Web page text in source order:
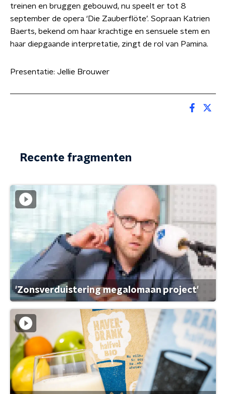
treinen en bruggen gebouwd, nu speelt er tot 8
september de opera ‘Die Zauberflöte’. Sopraan Katrien
Baerts, bekend om haar krachtige en sensuele stem en
haar diepgaande interpretatie, zingt de rol van Pamina.
Presentatie: Jellie Brouwer
Recente fragmenten
'Zonsverduistering megalomaan project'